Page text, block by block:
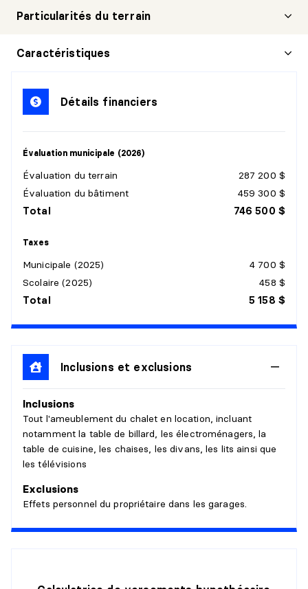
Particularités du terrain
Caractéristiques
Détails financiers
Évaluation municipale (2026)
Évaluation du terrain
287 200 $
Évaluation du bâtiment
459 300 $
Total 746 500 $
Taxes
Municipale (2025)
4 700 $
Scolaire (2025)
458 $
Total 5 158 $
Inclusions et exclusions
Inclusions
Tout l'ameublement du chalet en location, incluant
notamment la table de billard, les électroménagers, la
table de cuisine, les chaises, les divans, les lits ainsi que
les télévisions
Exclusions
Effets personnel du propriétaire dans les garages.